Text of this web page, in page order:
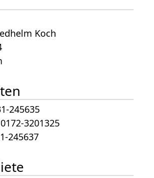
Koch
245635
3201325
245637